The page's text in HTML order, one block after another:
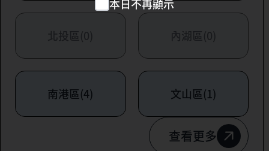
北投區(0) 內湖區(0)
南港區(4) 文山區(1)
查看更多
本日不再顯示